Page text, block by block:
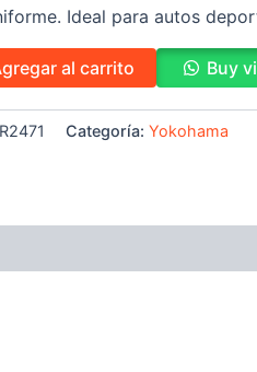
Ideal para autos
al carrito Buy
Categoría: Yokohama